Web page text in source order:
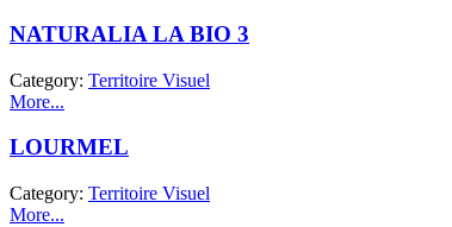
NATURALIA LA BIO 3
Category: Territoire Visuel
More...
LOURMEL
Category: Territoire Visuel
More...